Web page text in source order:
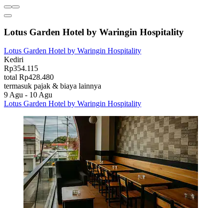
Lotus Garden Hotel by Waringin Hospitality
Lotus Garden Hotel by Waringin Hospitality
Kediri
Rp354.115
total Rp428.480
termasuk pajak & biaya lainnya
9 Agu - 10 Agu
Lotus Garden Hotel by Waringin Hospitality